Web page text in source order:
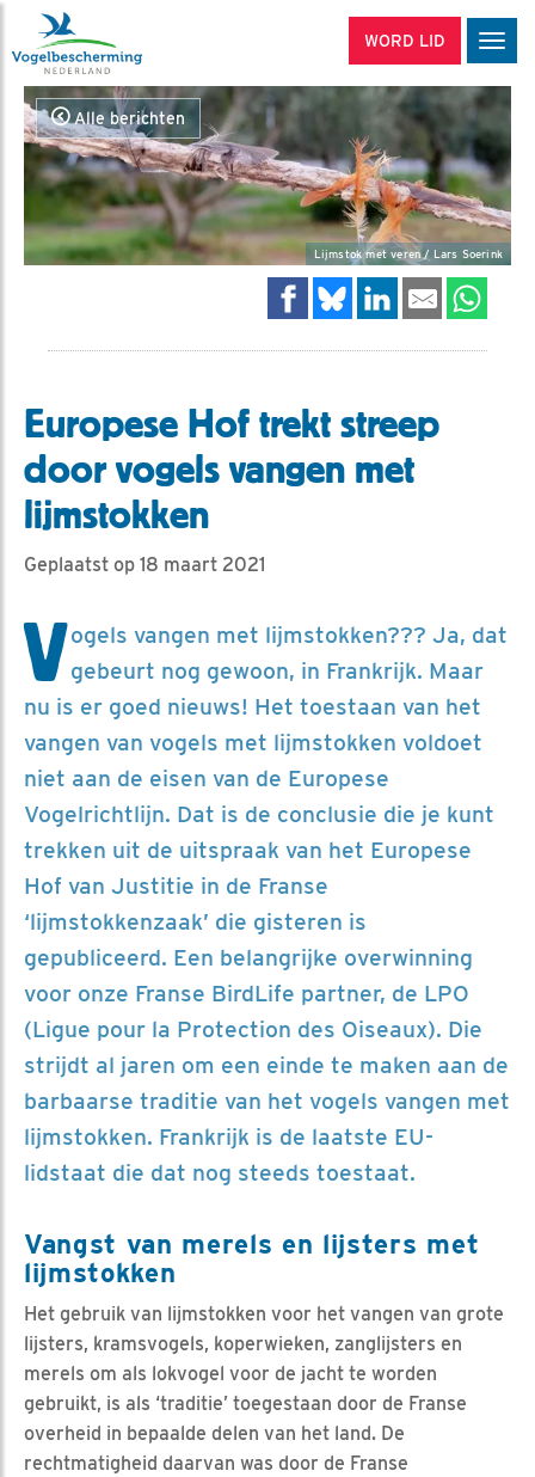
WORD LID
Alle berichten
Lijmstok met veren / Lars Soerink
Europese Hof trekt streep
door vogels vangen met
lijmstokken
Geplaatst op 18 maart 2021
Vogels vangen met lijmstokken??? Ja, dat
gebeurt nog gewoon, in Frankrijk. Maar
nu is er goed nieuws! Het toestaan van het
vangen van vogels met lijmstokken voldoet
niet aan de eisen van de Europese
Vogelrichtlijn. Dat is de conclusie die je kunt
trekken uit de uitspraak van het Europese
Hof van Justitie in de Franse
‘lijmstokkenzaak’ die gisteren is
gepubliceerd. Een belangrijke overwinning
voor onze Franse BirdLife partner, de LPO
(Ligue pour la Protection des Oiseaux). Die
strijdt al jaren om een einde te maken aan de
barbaarse traditie van het vogels vangen met
lijmstokken. Frankrijk is de laatste EU-
lidstaat die dat nog steeds toestaat.
Vangst van merels en lijsters met
lijmstokken
Het gebruik van lijmstokken voor het vangen van grote
lijsters, kramsvogels, koperwieken, zanglijsters en
merels om als lokvogel voor de jacht te worden
gebruikt, is als ‘traditie’ toegestaan door de Franse
overheid in bepaalde delen van het land. De
rechtmatigheid daarvan was door de Franse